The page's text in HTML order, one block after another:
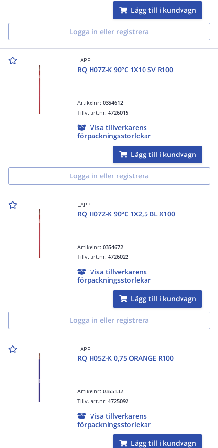
Lägg till i kundvagn
Logga in eller registrera
LAPP
RQ H07Z-K 90°C 1X10 SV R100
Artikelnr:0354612
Tillv. art.nr:4726015
Visa tillverkarens
förpackningsstorlekar
Lägg till i kundvagn
Logga in eller registrera
LAPP
RQ H07Z-K 90°C 1X2,5 BL X100
Artikelnr:0354672
Tillv. art.nr:4726022
Visa tillverkarens
förpackningsstorlekar
Lägg till i kundvagn
Logga in eller registrera
LAPP
RQ H05Z-K 0,75 ORANGE R100
Artikelnr:0355132
Tillv. art.nr:4725092
Visa tillverkarens
förpackningsstorlekar
Lägg till i kundvagn